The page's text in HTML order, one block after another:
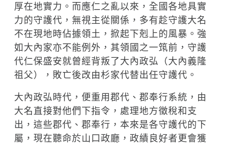
厚在地實力。而應仁之亂以來，全國各地具實
力的守護代，無視主從關係，多有趁守護大名
不在現地時佔據領土，掀起下剋上的風暴。強
如大內家亦不能例外，其領國之一筑前，守護
代仁保盛安就曾經背叛了大內政弘（大內義隆
祖父），敗亡後改由杉家代替出任守護代。
大內政弘時代，便重用郡代、郡奉行系統，由
大名直接對他們下指令，處理地方徵稅和支
出，這些郡代、郡奉行，本來是各守護代的下
屬，現在聽命於山口政廳，政績良好者更會獲